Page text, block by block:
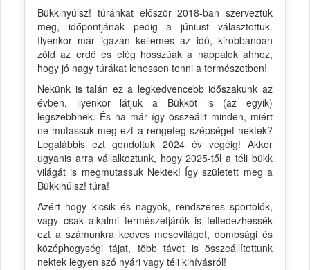
Bükkinyúlsz! túránkat először 2018-ban szerveztük
meg, időpontjának pedig a júniust választottuk.
Ilyenkor már igazán kellemes az idő, kirobbanóan
zöld az erdő és elég hosszúak a nappalok ahhoz,
hogy jó nagy túrákat lehessen tenni a természetben!
Nekünk is talán ez a legkedvencebb időszakunk az
évben, ilyenkor látjuk a Bükköt is (az egyik)
legszebbnek. És ha már így összeállt minden, miért
ne mutassuk meg ezt a rengeteg szépséget nektek?
Legalábbis ezt gondoltuk 2024 év végéig! Akkor
ugyanis arra vállalkoztunk, hogy 2025-től a téli bükk
világát is megmutassuk Nektek! Így született meg a
Bükkihűlsz! túra!
Azért hogy kicsik és nagyok, rendszeres sportolók,
vagy csak alkalmi természetjárók is felfedezhessék
ezt a számunkra kedves mesevilágot, dombsági és
középhegységi tájat, több távot is összeállítottunk
nektek legyen szó nyári vagy téli kihívásról!